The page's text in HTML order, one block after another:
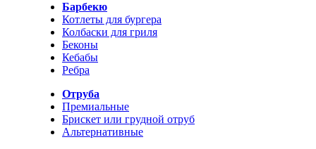
Барбекю
Котлеты для бургера
Колбаски для гриля
Беконы
Кебабы
Ребра
Отруба
Премиальные
Брискет или грудной отруб
Альтернативные